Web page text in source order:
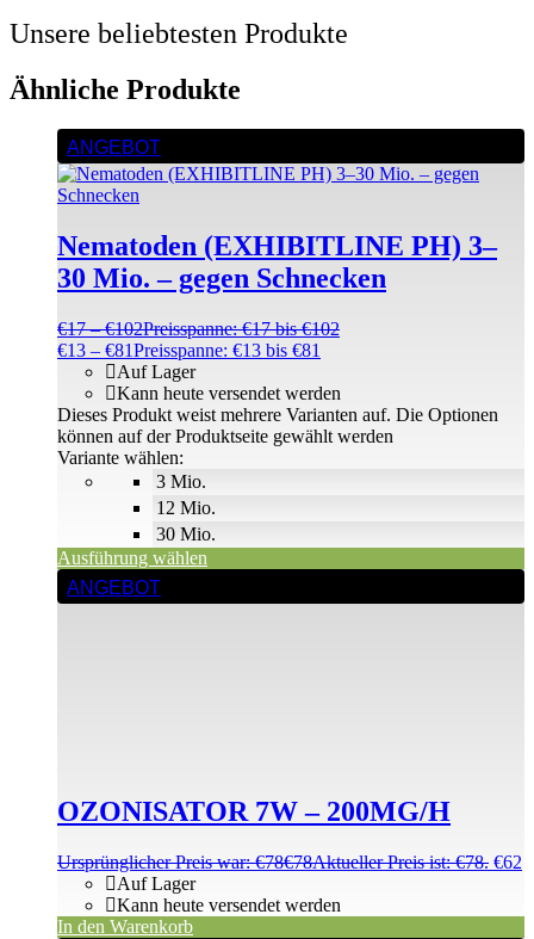
Unsere beliebtesten Produkte
Ähnliche Produkte
ANGEBOT
Nematoden (EXHIBITLINE PH) 3–
30 Mio. – gegen Schnecken
€17 –€102Preisspanne: €17 bis €102
€13 – €81Preisspanne: €13 bis €81
3 Mio.
12 Mio.
30 Mio.
Auf Lager
Kann heute versendet werden
Variante wählen:
Ausführung wählen
Dieses Produkt weist mehrere Varianten auf. Die Optionen
können auf der Produktseite gewählt werden
ANGEBOT
OZONISATOR 7W – 200MG/H
Ursprünglicher Preis war: €78€78Aktueller Preis ist: €78. €62
Auf Lager
Kann heute versendet werden
In den Warenkorb